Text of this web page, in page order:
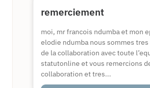
remerciement
moi, mr francois ndumba et mon
elodie ndumba nous sommes
de la collaboration avec toute
statutonline et vous remercions
collaboration et tres...